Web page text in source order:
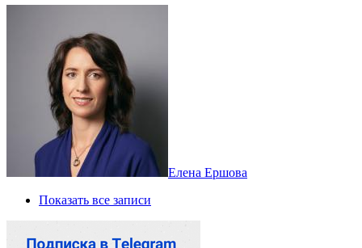
Елена Ершова
Показать все записи